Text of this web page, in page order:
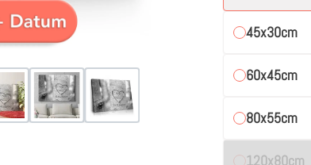
45x30cm
60x45cm
80x55cm
120x80cm